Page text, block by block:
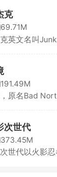
浪猫咪，置身
市之中，体验
浪生活。
克
69.71M
英文名叫
旅行，收集材
、打怪、建住
玩法涵盖手工
水，数百种珍
191.49M
原名Bad
秘的北欧世界
子或维京首领
侵的重任。它
岛屿组成的广
次世代
373.45M
世代以火影